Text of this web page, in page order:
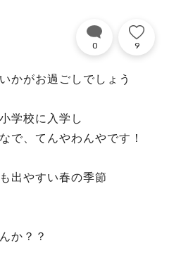
0 9
かがお過ごしでしょう
学校に入学し
で、てんやわんやです！
出やすい春の季節
か？？